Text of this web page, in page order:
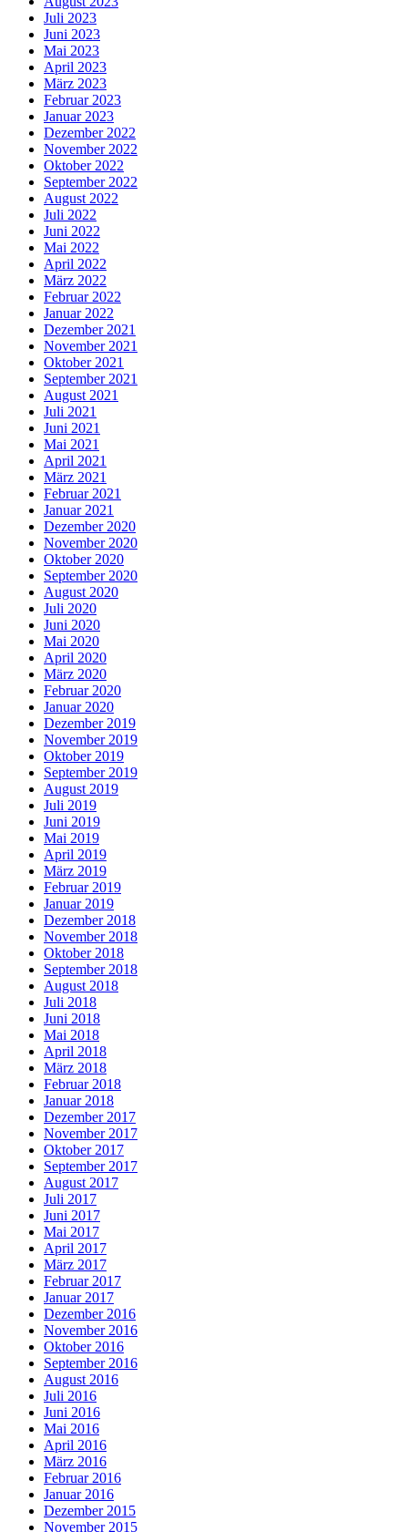
Juli 2023
Juni 2023
Mai 2023
April 2023
März 2023
Februar 2023
Januar 2023
Dezember 2022
November 2022
Oktober 2022
September 2022
August 2022
Juli 2022
Juni 2022
Mai 2022
April 2022
März 2022
Februar 2022
Januar 2022
Dezember 2021
November 2021
Oktober 2021
September 2021
August 2021
Juli 2021
Juni 2021
Mai 2021
April 2021
März 2021
Februar 2021
Januar 2021
Dezember 2020
November 2020
Oktober 2020
September 2020
August 2020
Juli 2020
Juni 2020
Mai 2020
April 2020
März 2020
Februar 2020
Januar 2020
Dezember 2019
November 2019
Oktober 2019
September 2019
August 2019
Juli 2019
Juni 2019
Mai 2019
April 2019
März 2019
Februar 2019
Januar 2019
Dezember 2018
November 2018
Oktober 2018
September 2018
August 2018
Juli 2018
Juni 2018
Mai 2018
April 2018
März 2018
Februar 2018
Januar 2018
Dezember 2017
November 2017
Oktober 2017
September 2017
August 2017
Juli 2017
Juni 2017
Mai 2017
April 2017
März 2017
Februar 2017
Januar 2017
Dezember 2016
November 2016
Oktober 2016
September 2016
August 2016
Juli 2016
Juni 2016
Mai 2016
April 2016
März 2016
Februar 2016
Januar 2016
Dezember 2015
November 2015